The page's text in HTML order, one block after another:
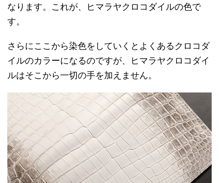
なります。これが、ヒマラヤクロコダイルの色で
す。
さらにここから染色をしていくとよくあるクロコダ
イルのカラーになるのですが、ヒマラヤクロコダイ
ルはそこから一切の手を加えません。